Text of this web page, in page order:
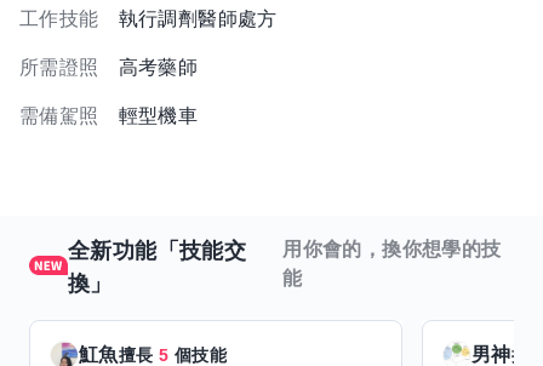
工作技能 執行調劑醫師處方
所需證照 高考藥師
需備駕照 輕型機車
全新功能「技能交
換」
用你會的，換你想學的技
能
魟魚擅長5 個技能 男神擅